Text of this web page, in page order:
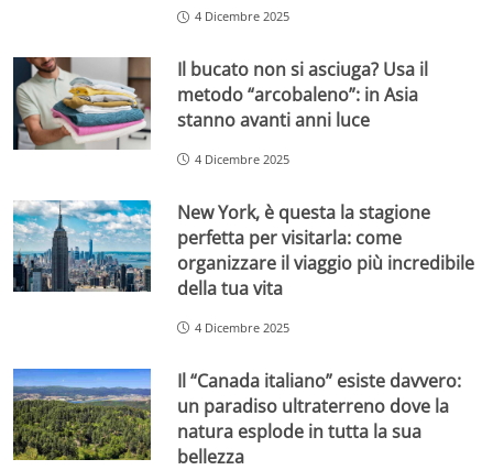
4 Dicembre 2025
Il bucato non si asciuga? Usa il
metodo “arcobaleno”: in Asia
stanno avanti anni luce
4 Dicembre 2025
New York, è questa la stagione
perfetta per visitarla: come
organizzare il viaggio più incredibile
della tua vita
4 Dicembre 2025
Il “Canada italiano” esiste davvero:
un paradiso ultraterreno dove la
natura esplode in tutta la sua
bellezza